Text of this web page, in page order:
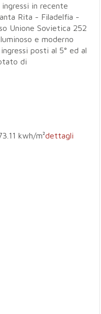
in recente
Rita - Filadelfia -
Unione Sovietica 252
e moderno
posti al 5° ed al
di
kwh/m²dettagli